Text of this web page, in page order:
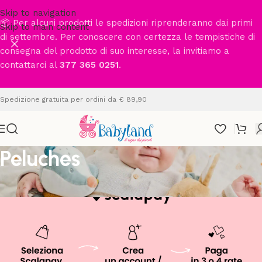
Skip to navigation
Skip to main content
📦 Per alcuni prodotti le spedizioni riprenderanno dai primi
di settembre. Per conoscere con certezza le tempistiche di
consegna del prodotto di suo interesse, la invitiamo a
contattarci al 377 365 0251.
Spedizione gratuita per ordini da € 89,90
Peluches